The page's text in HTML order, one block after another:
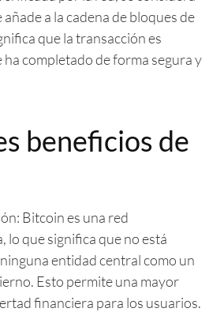
a la cadena de bloques de
que la transacción es
ha completado de forma segura y
beneficios de
Bitcoin es una red
lo que significa que no está
entidad central como un
Esto permite una mayor
financiera para los usuarios.